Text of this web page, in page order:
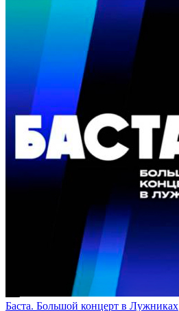
Баста. Большой концерт в Лужниках